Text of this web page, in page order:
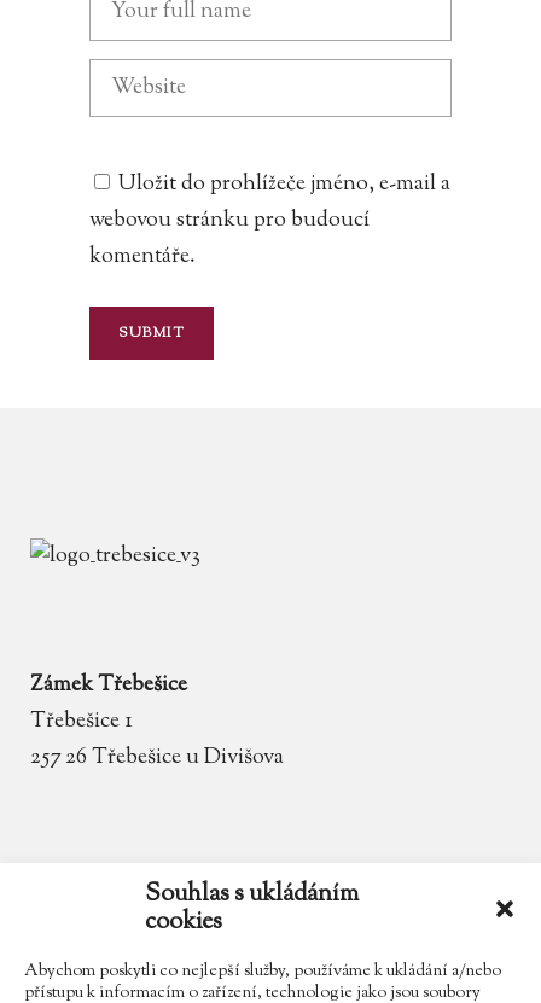
Souhlas s ukládáním
cookies
Abychom poskytli co nejlepší služby, používáme k ukládání a/nebo
přístupu k informacím o zařízení, technologie jako jsou soubory
Uložit do prohlížeče jméno, e-mail a
webovou stránku pro budoucí
komentáře.
Zámek Třebešice
Třebešice 1
257 26 Třebešice u Divišova
zamek.trebesice@volny.cz
602 354 467